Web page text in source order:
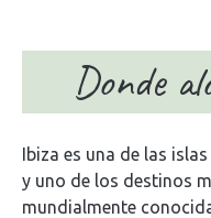
Donde
Ibiza es una de las
y uno de los destinos
mundialmente